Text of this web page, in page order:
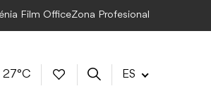
Film OfficeZona Profesional
27°C ES